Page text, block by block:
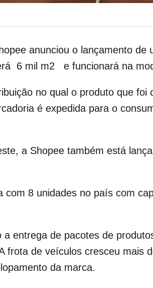
anunciou o lançamento
6 mil m2 e funcionará na
no qual o produto que
é expedida para o
a Shopee também está
com 8 unidades no país com
entrega de pacotes de
frota de veículos cresceu mais
da marca.